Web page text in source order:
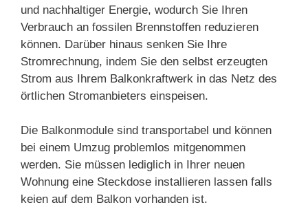
und nachhaltiger Energie, wodurch Sie Ihren
Verbrauch an fossilen Brennstoffen reduzieren
können. Darüber hinaus senken Sie Ihre
Stromrechnung, indem Sie den selbst erzeugten
Strom aus Ihrem Balkonkraftwerk in das Netz des
örtlichen Stromanbieters einspeisen.
Die Balkonmodule sind transportabel und können
bei einem Umzug problemlos mitgenommen
werden. Sie müssen lediglich in Ihrer neuen
Wohnung eine Steckdose installieren lassen falls
keien auf dem Balkon vorhanden ist.